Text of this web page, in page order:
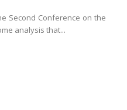
Second Conference on the
analysis that...